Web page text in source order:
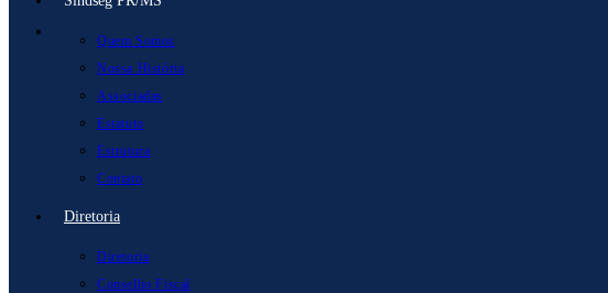
Quem Somos
Nossa História
Associadas
Estatuto
Estrutura
Contato
Diretoria
Diretoria
Conselho Fiscal